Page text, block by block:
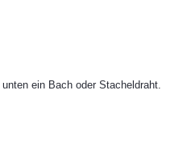
ein Bach oder Stacheldraht.